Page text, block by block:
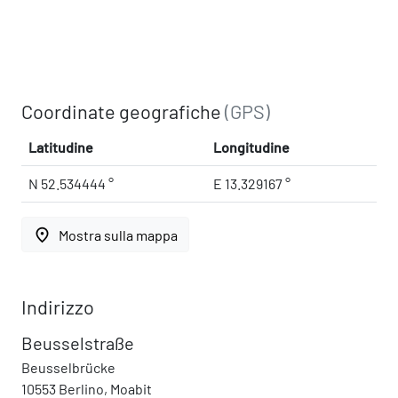
Coordinate geografiche(GPS)
Latitudine Longitudine
N 52.534444 ° E 13.329167 °
place Mostra sulla mappa
Indirizzo
Beusselstraße
Beusselbrücke
10553 Berlino, Moabit